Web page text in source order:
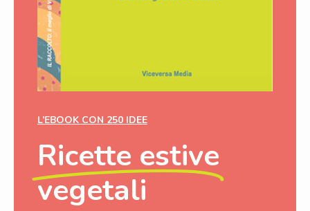
L’EBOOK CON 250 IDEE
Ricette estive
vegetali